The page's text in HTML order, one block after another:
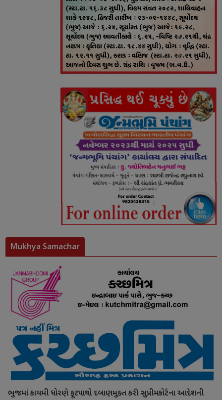
Mukhya Samachar
ભુજમાં કાયમી ધોરણે ફૂટપાથો દબાણમુક્ત કરી સુપ્રીમકોર્ટના આદેશની